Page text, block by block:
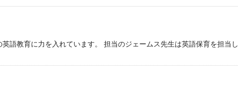
語教育に力を入れています。 担当のジェームス先生は英語保育を担当し